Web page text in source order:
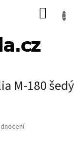
M-180 šedý